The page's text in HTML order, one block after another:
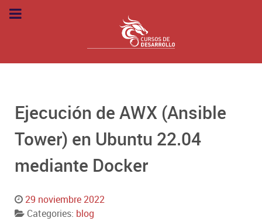
Ejecución de AWX (Ansible
Tower) en Ubuntu 22.04
mediante Docker
29 noviembre 2022
Categories: blog